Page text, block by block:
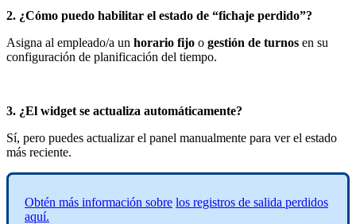
2. ¿Cómo puedo habilitar el estado de “fichaje perdido”?
Asigna al empleado/a un horario fijo o gestión de turnos en su
configuración de planificación del tiempo.
3. ¿El widget se actualiza automáticamente?
Sí, pero puedes actualizar el panel manualmente para ver el estado
más reciente.
Obtén más información sobre los registros de salida perdidos
aquí.